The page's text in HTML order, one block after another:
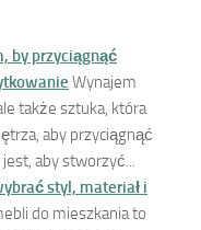
by przyciągnąć
Wynajem
także sztuka, która
aby przyciągnąć
aby stworzyć...
styl, materiał i
do mieszkania to